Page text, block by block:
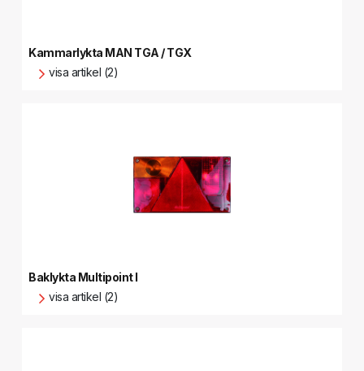
Kammarlykta MAN TGA / TGX
visa artikel (2)
Baklykta Multipoint I
visa artikel (2)